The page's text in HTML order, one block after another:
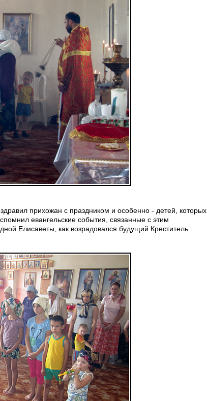
прихожан с праздником и особенно - детей, которых
евангельские события, связанные с этим
Елисаветы, как возрадовался будущий Креститель